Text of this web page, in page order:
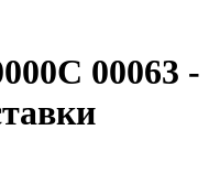
00063 -